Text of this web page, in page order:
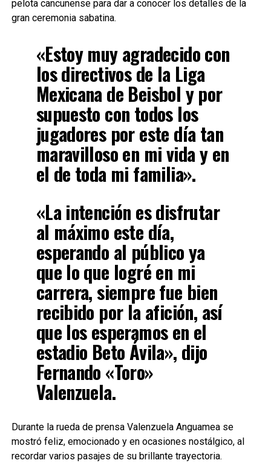
pelota cancunense para dar a conocer los detalles de la
gran ceremonia sabatina.
«Estoy muy agradecido con
los directivos de la Liga
Mexicana de Beisbol y por
supuesto con todos los
jugadores por este día tan
maravilloso en mi vida y en
el de toda mi familia».
«La intención es disfrutar
al máximo este día,
esperando al público ya
que lo que logré en mi
carrera, siempre fue bien
recibido por la afición, así
que los esperamos en el
estadio Beto Ávila», dijo
Fernando «Toro»
Valenzuela.
Durante la rueda de prensa Valenzuela Anguamea se
mostró feliz, emocionado y en ocasiones nostálgico, al
recordar varios pasajes de su brillante trayectoria.